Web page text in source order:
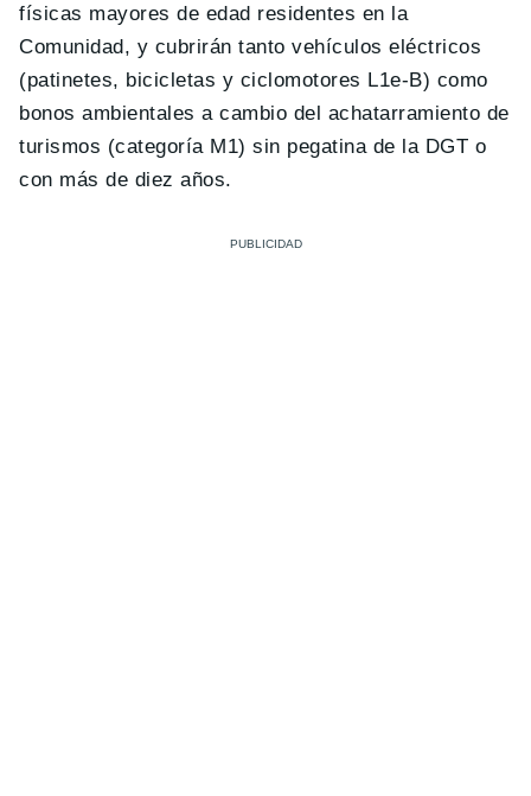
físicas mayores de edad residentes en la
Comunidad, y cubrirán tanto vehículos eléctricos
(patinetes, bicicletas y ciclomotores L1e-B) como
bonos ambientales a cambio del achatarramiento de
turismos (categoría M1) sin pegatina de la DGT o
con más de diez años.